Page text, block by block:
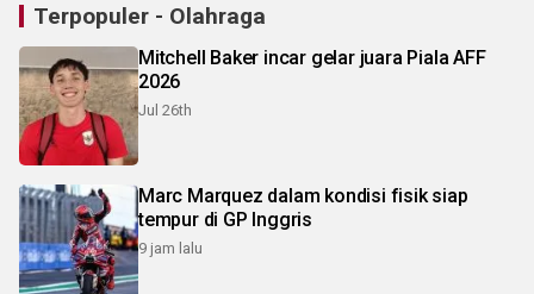
Terpopuler - Olahraga
Mitchell Baker incar gelar juara Piala AFF
2026
Jul 26th
Marc Marquez dalam kondisi fisik siap
tempur di GP Inggris
9 jam lalu